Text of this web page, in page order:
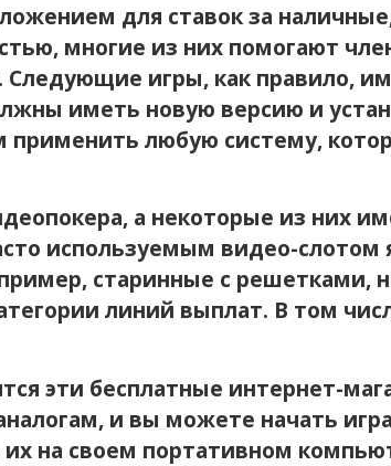
для ставок за
многие из них помогают
игры, как правило,
иметь новую версию и
любую систему,
а некоторые из них
используемым видео-слотом
старинные с решетками,
линий выплат. В том
эти бесплатные интернет-
и вы можете начать
на своем портативном